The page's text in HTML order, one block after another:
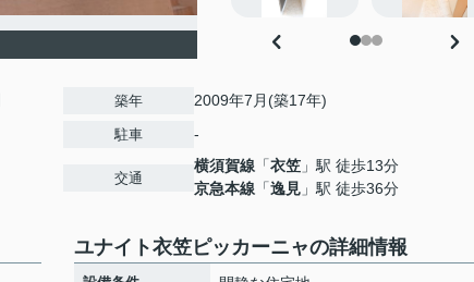
築年 2009年7月(築17年)
駐車 -
交通
横須賀線 「衣笠 」駅 徒歩13分
京急本線 「逸見 」駅 徒歩36分
ユナイト衣笠ピッカーニャの詳細情報